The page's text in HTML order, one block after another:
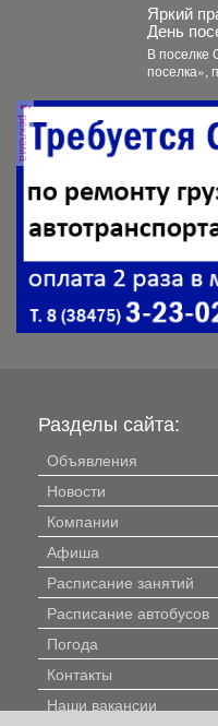
Яркий
День
В поселке
поселка»,
реклама
Разделы сайта:
Объявления
Новости
Компании
Афиша
Расписание занятий
Расписание автобусов
Погода
Контакты
Наши вакансии